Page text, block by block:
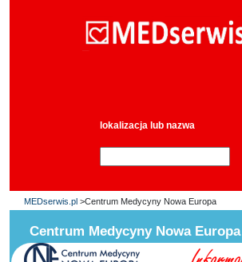
lokalizacja lub nazwa
MEDserwis.pl >Centrum Medycyny Nowa Europa
Centrum Medycyny Nowa Europa